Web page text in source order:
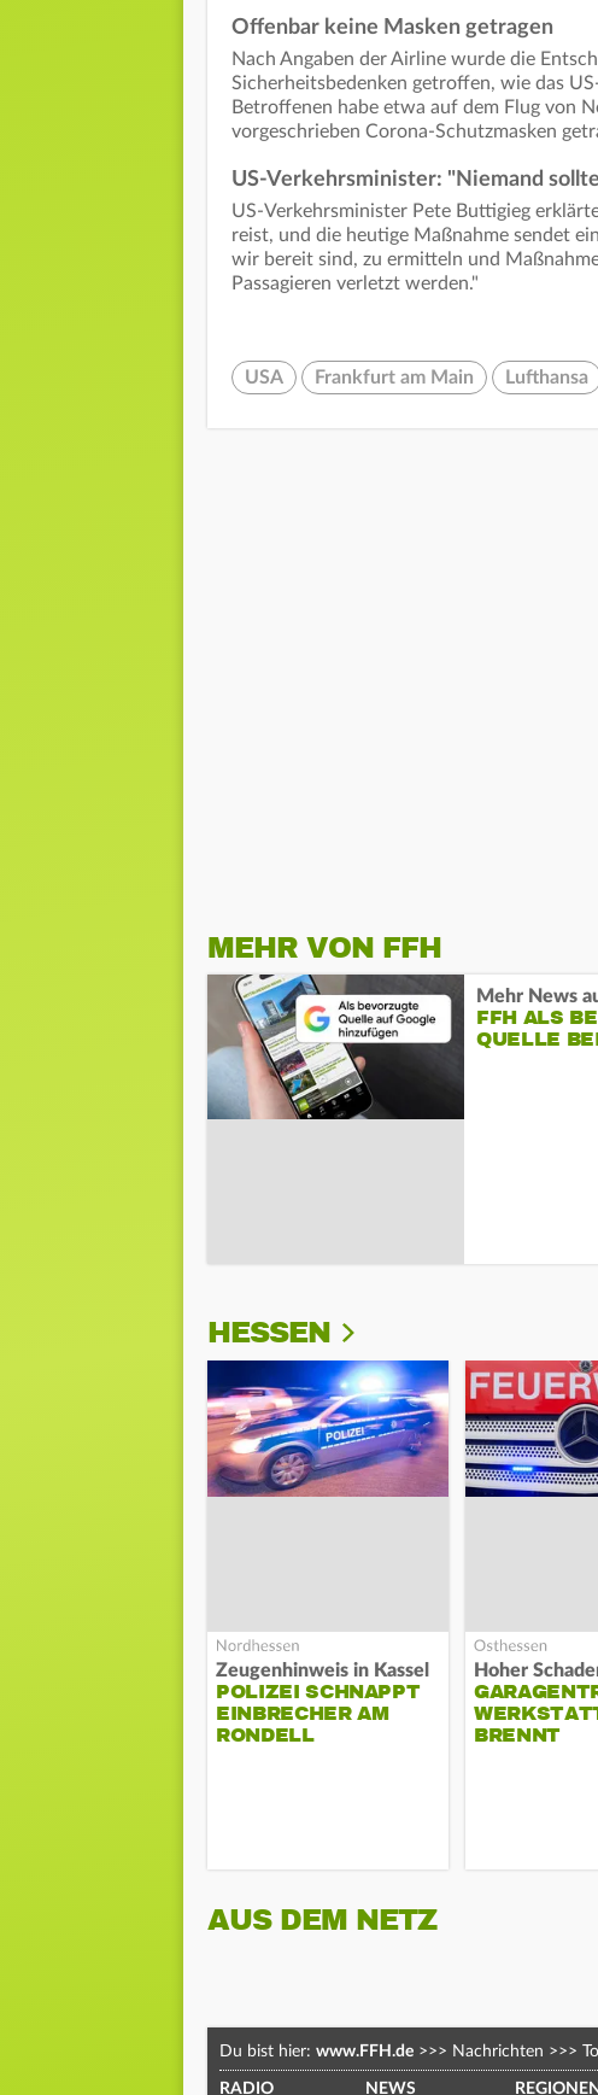
Offenbar keine Masken getragen
Nach Angaben der Airline wurde die
Sicherheitsbedenken getroffen, wie das
Betroffenen habe etwa auf dem Flug von
vorgeschrieben Corona-Schutzmasken
US-Verkehrsminister: "Niemand
US-Verkehrsminister Pete Buttigieg
reist, und die heutige Maßnahme sendet
wir bereit sind, zu ermitteln und
Passagieren verletzt werden."
USA Frankfurt am Main Lufthansa
MEHR VON FFH
Mehr News
FFH ALS
QUELLE
HESSEN
Zeugenhinweis in Kassel
POLIZEI SCHNAPPT
EINBRECHER AM
RONDELL
BRENNT
AUS DEM NETZ
Du bist hier: www.FFH.de >>> Nachrichten >>>
RADIO NEWS REGIONEN